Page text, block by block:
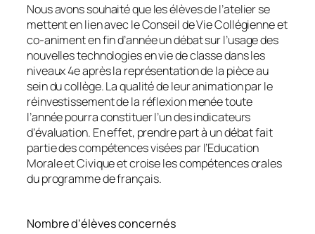
Nous avons souhaité que les élèves de l’atelier se
mettent en lien avec le Conseil de Vie Collégienne et
co-animent en fin d’année un débat sur l’usage des
nouvelles technologies en vie de classe dans les
niveaux 4e après la représentation de la pièce au
sein du collège. La qualité de leur animation par le
réinvestissement de la réflexion menée toute
l’année pourra constituer l’un des indicateurs
d’évaluation. En effet, prendre part à un débat fait
partie des compétences visées par l’Education
Morale et Civique et croise les compétences orales
du programme de français.
Nombre d’élèves concernés